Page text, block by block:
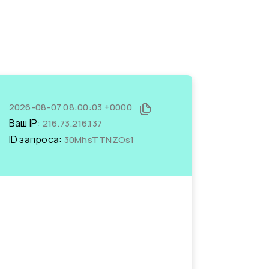
2026-08-07 08:00:03 +0000
Ваш IP: 216.73.216.137
ID запроса: 30MhsTTNZOs1